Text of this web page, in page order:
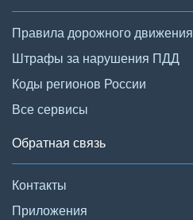
Правила дорожного движения
Штрафы за нарушения ПДД
Коды регионов России
Все сервисы
Обратная связь
Контакты
Приложения